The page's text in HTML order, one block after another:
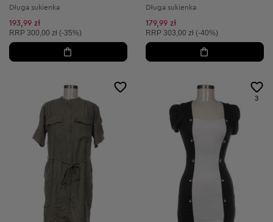
Długa sukienka
193,99 zł
Cena sugerowana:
RRP 300,00 zł (-35%)
Długa sukienka
179,99 zł
Cena sugerowana:
RRP 303,00 zł (-40%)
3